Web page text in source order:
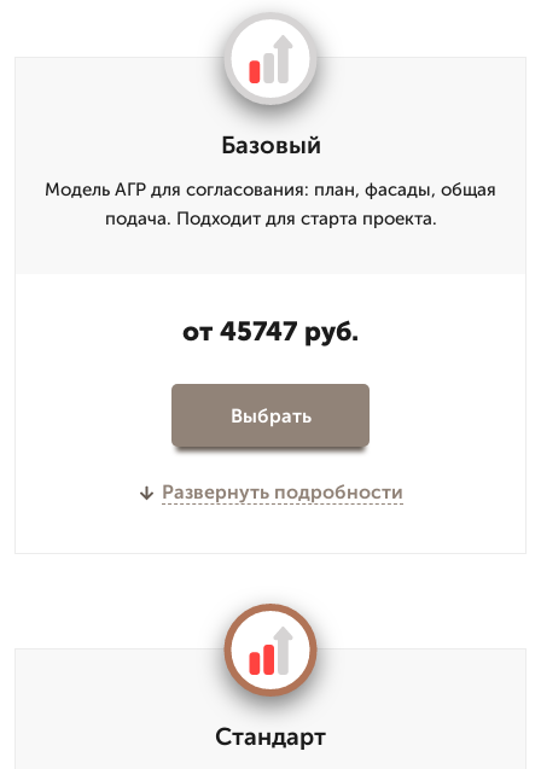
Базовый
Модель АГР для согласования: план, фасады, общая
подача. Подходит для старта проекта.
от 45747 руб.
Выбрать
Развернуть подробности
Стандарт